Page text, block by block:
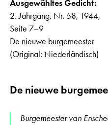
Ausgewähltes Gedicht:
2. Jahrgang, Nr. 58, 1944,
Seite 7–9
De nieuwe burgemeester
(Original: Niederländisch)
De nieuwe
Burgemeester van